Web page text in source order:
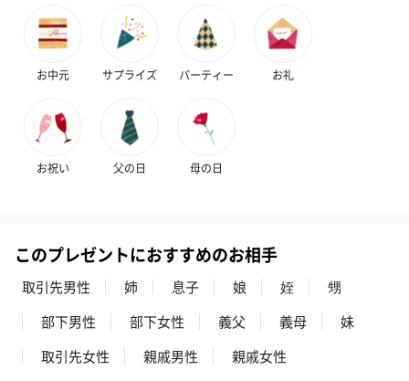
お中元 サプライズ パーティー お礼
お祝い 父の日 母の日
このプレゼントにおすすめのお相手
取引先男性 姉 息子 娘 姪
甥
部下男性
部下女性 義父 義母
妹
取引先女性
親戚男性
親戚女性